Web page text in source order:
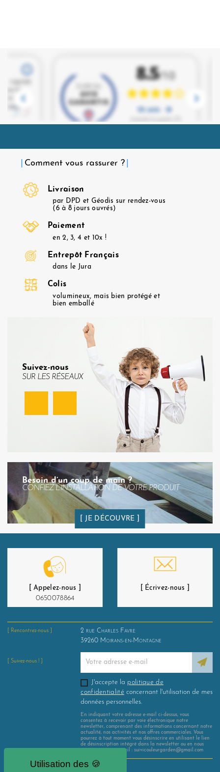
Comment vous rassurer ?
Livraison
par DPD et Géodis sur rendez-vous
(6 à 8 jours ouvrés)
Paiement
en 2, 3, 4 et 10x !
Entrepôt Français
dans le Jura
Colis
volumineux, mais bien protégé et
bien emballé
Suivez-nous
SUR LES RÉSEAUX
Besoin d’un coup de main ?
CONFIEZ L’INSTALLATION DE VOTRE PRODUIT
JE DÉCOUVRE
[ Appelez-nous ]
0650078864
[ Écrivez-nous ]
[ Rencontrez-nous ]
2 rue Charles Favre
39260 Moirans-en-Montagne
[ Suivez-nous ! ]
J'accepte la politique de
confidentialité concernant l'utilisation de mes
données personnelles.
En indiquant votre adresse e-mail ci-dessus, vous
consentez à recevoir par voie électronique notre
newsletter, comprenant des informations concernant notre
actualité, nos activités et nos offres commerciales. Vous
pourrez à tout moment vous désinscrire en utilisant le lien
de désinscription intégré dans la newsletter ou en nous
contactant par e-mail : suivicouleurgarden@gmail.com